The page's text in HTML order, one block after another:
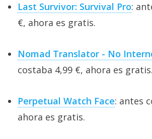
Last Survivor: Survival Pro:
€, ahora es gratis.
Nomad Translator - No
costaba 4,99 €, ahora es gratis.
Perpetual Watch Face: antes
ahora es gratis.